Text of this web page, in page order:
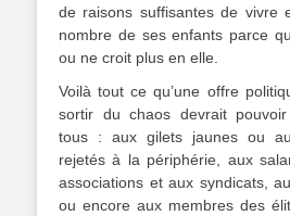
de raisons suffisantes de vivre
nombre de ses enfants parce
ou ne croit plus en elle.
Voilà tout ce qu’une offre
sortir du chaos devrait
tous : aux gilets jaunes ou
rejetés à la périphérie, aux
associations et aux syndicats,
ou encore aux membres des